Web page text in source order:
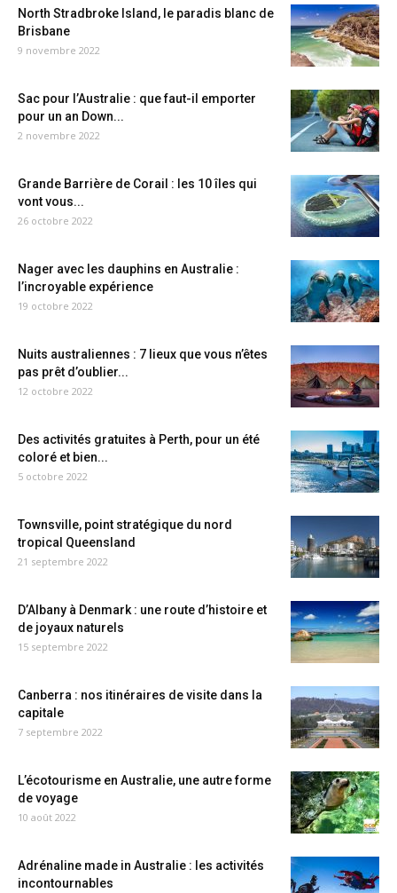
North Stradbroke Island, le paradis blanc de
Brisbane
9 novembre 2022
Sac pour l’Australie : que faut-il emporter
pour un an Down...
2 novembre 2022
Grande Barrière de Corail : les 10 îles qui
vont vous...
26 octobre 2022
Nager avec les dauphins en Australie :
l’incroyable expérience
19 octobre 2022
Nuits australiennes : 7 lieux que vous n’êtes
pas prêt d’oublier...
12 octobre 2022
Des activités gratuites à Perth, pour un été
coloré et bien...
5 octobre 2022
Townsville, point stratégique du nord
tropical Queensland
21 septembre 2022
D’Albany à Denmark : une route d’histoire et
de joyaux naturels
15 septembre 2022
Canberra : nos itinéraires de visite dans la
capitale
7 septembre 2022
L’écotourisme en Australie, une autre forme
de voyage
10 août 2022
Adrénaline made in Australie : les activités
incontournables